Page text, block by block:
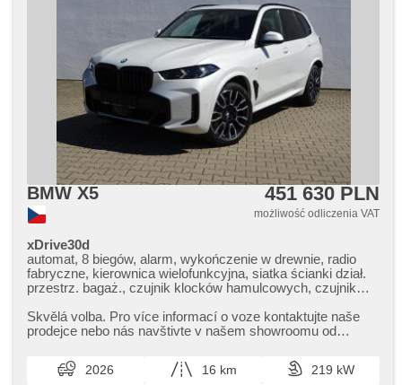
BMW X5 451 630 PLN
możliwość odliczenia VAT
xDrive30d
automat, 8 biegów, alarm, wykończenie w drewnie, radio
fabryczne, kierownica wielofunkcyjna, siatka ścianki dział.
przestrz. bagaż., czujnik klocków hamulcowych, czujnik
bezklíčové odemykání, bezklíčové startování, elektryczna
regulacja foteli, odvětrávaná sedadla, zawieszenie
masażem, LED denní svícení, el. domykanie drzwi
Skvělá volba. Pro více informací o voze kontaktujte naše
prodejce nebo nás navštivte v našem showroomu od
2026 16 km
219 kW